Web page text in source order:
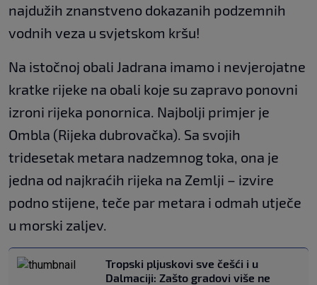
najdužih znanstveno dokazanih podzemnih
vodnih veza u svjetskom kršu!
Na istočnoj obali Jadrana imamo i nevjerojatne
kratke rijeke na obali koje su zapravo ponovni
izroni rijeka ponornica. Najbolji primjer je
Ombla (Rijeka dubrovačka). Sa svojih
tridesetak metara nadzemnog toka, ona je
jedna od najkraćih rijeka na Zemlji – izvire
podno stijene, teče par metara i odmah utječe
u morski zaljev.
Tropski pljuskovi sve češći i u
Dalmaciji: Zašto gradovi više ne